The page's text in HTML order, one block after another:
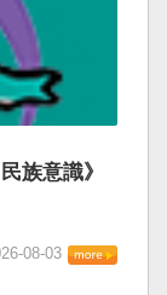
族意識》
08-03